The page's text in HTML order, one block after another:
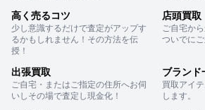
高く売るコツ
少し意識するだけで査定がアップす
るかもしれません！その方法を伝
授！
店頭買取
ご自宅か
ついでに
出張買取
ご自宅・またはご指定の住所へお伺
いしその場で査定し現金化！
ブランド
買取アイ
します。